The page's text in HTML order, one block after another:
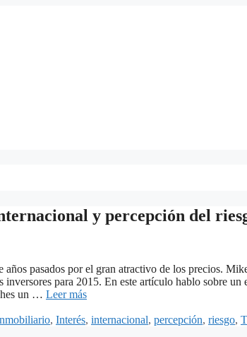
y percepción del
años pasados por el gran atractivo de los precios.
inversores para 2015. En este artículo hablo sobre
un … Leer más
, Interés, internacional, percepción, riesgo,